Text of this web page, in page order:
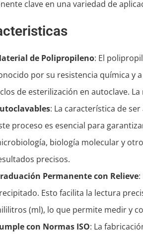
clave en una variedad de
de Polipropileno: El
por su resistencia química y
de esterilización en autoclave.
: La característica de
proceso es esencial para
biología molecular y
precisos.
Permanente con Relieve:
Esto facilita la lectura
(ml), lo que permite medir y
con Normas ISO: La